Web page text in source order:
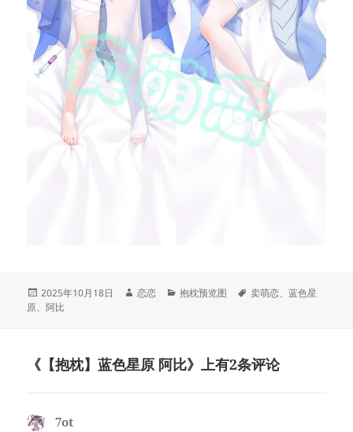
发
布
2025年10月18日
作
恋恋
分
抱枕预览图
标
卖萌恋、蓝色星
原、阿比
《【抱枕】蓝色星原 阿比》上有2条评论
7ot